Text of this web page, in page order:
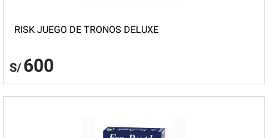
RISK JUEGO DE TRONOS DELUXE
S/ 600